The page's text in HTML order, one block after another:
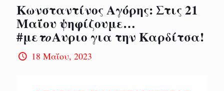
Κωνσταντίνος Αγόρης: Στις 21
Μαΐου ψηφίζουμε…
#μετοΑυριο για την Καρδίτσα!
18 Μαΐου, 2023